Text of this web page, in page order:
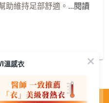
助維持足部舒適。 ...閱讀
溫感衣